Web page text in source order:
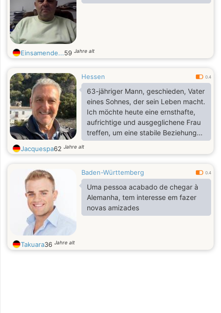
Einsamende...59 Jahre alt
Hessen 0.4
63-jähriger Mann, geschieden, Vater
eines Sohnes, der sein Leben macht.
Ich möchte heute eine ernsthafte,
aufrichtige und ausgeglichene Frau
treffen, um eine stabile Beziehung
aufzubauen, die auf Respekt,
Vertrauen und Komplizenschaft
Spaziergänge, ruhige Momente zu
zweit, Gespräche bei einem Kaffee,
Musik, Filme und kleine Ausflüge. Ich
bin ruhig, treu und fürsorglich.
Jacquespa62 Jahre alt
Baden-Württemberg 0.4
Uma pessoa acabado de chegar à
Alemanha, tem interesse em fazer
novas amizades
Takuara36 Jahre alt